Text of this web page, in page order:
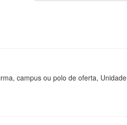
campus ou polo de oferta, Unidade